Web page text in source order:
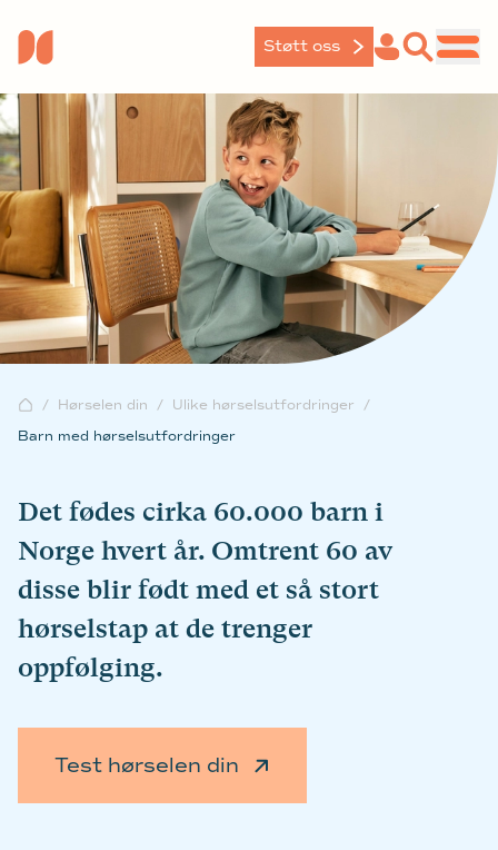
Støtt oss
Hørselen din
Ulike hørselsutfordringer
Barn med hørselsutfordringer
Det fødes cirka 60.000 barn i
Norge hvert år. Omtrent 60 av
disse blir født med et så stort
hørselstap at de trenger
oppfølging.
Test hørselen din